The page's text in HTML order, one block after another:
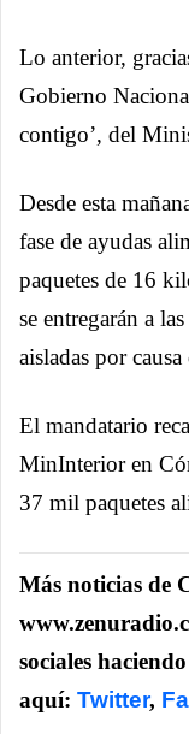
Lo anterior,
Gobierno
contigo’, del
Desde esta
fase de ayudas
paquetes de 16
se entregarán a
aisladas por
El mandatario
MinInterior en
37 mil paquetes
Más noticias de
sociales
aquí: Twitter,